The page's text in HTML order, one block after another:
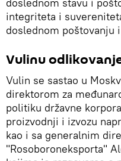
integriteta i
doslednom poštovanju
Vulinu
Vulin se sastao u
direktorom za
politiku državne
proizvodnji i izvozu
kao i sa generalnim
"Rosoboroneksporta"